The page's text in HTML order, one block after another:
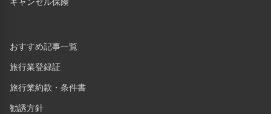
キャンセル保険
おすすめ記事一覧
旅行業登録証
旅行業約款・条件書
勧誘方針